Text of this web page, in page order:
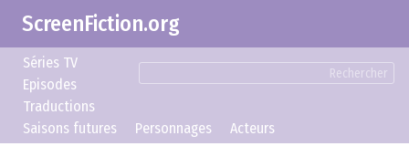
ScreenFiction.org
Rechercher
Séries TV
Episodes
Traductions
Saisons futures
Personnages Acteurs